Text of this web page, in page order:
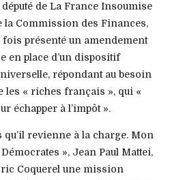
de La France Insoumise
la Commission des Finances,
fois présenté un amendement
en place d’un dispositif
répondant au besoin
les « riches français », qui «
échapper à l’impôt ».
qu’il revienne à la charge. Mon
», Jean Paul Mattei,
Coquerel une mission